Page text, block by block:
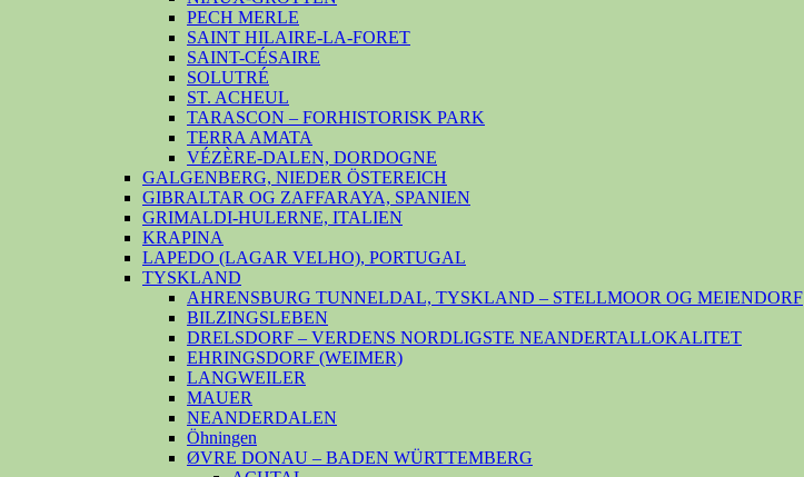
PECH MERLE
SAINT HILAIRE-LA-FORET
SAINT-CÉSAIRE
SOLUTRÉ
ST. ACHEUL
TARASCON – FORHISTORISK PARK
TERRA AMATA
VÉZÈRE-DALEN, DORDOGNE
GALGENBERG, NIEDER ÖSTEREICH
GIBRALTAR OG ZAFFARAYA, SPANIEN
GRIMALDI-HULERNE, ITALIEN
KRAPINA
LAPEDO (LAGAR VELHO), PORTUGAL
TYSKLAND
AHRENSBURG TUNNELDAL, TYSKLAND – STELLMOOR OG MEIENDORF
BILZINGSLEBEN
DRELSDORF – VERDENS NORDLIGSTE NEANDERTALLOKALITET
EHRINGSDORF (WEIMER)
LANGWEILER
MAUER
NEANDERDALEN
Öhningen
ØVRE DONAU – BADEN WÜRTTEMBERG